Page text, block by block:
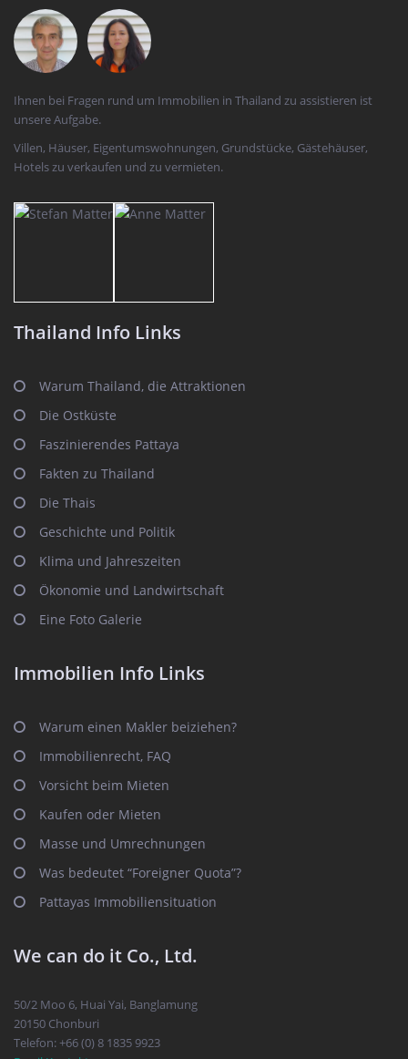
Ihnen bei Fragen rund um Immobilien in Thailand zu assistieren ist
unsere Aufgabe.
Villen, Häuser, Eigentumswohnungen, Grundstücke, Gästehäuser,
Hotels zu verkaufen und zu vermieten.
Thailand Info Links
Warum Thailand, die Attraktionen
Die Ostküste
Faszinierendes Pattaya
Fakten zu Thailand
Die Thais
Geschichte und Politik
Klima und Jahreszeiten
Ökonomie und Landwirtschaft
Eine Foto Galerie
Immobilien Info Links
Warum einen Makler beiziehen?
Immobilienrecht, FAQ
Vorsicht beim Mieten
Kaufen oder Mieten
Masse und Umrechnungen
Was bedeutet “Foreigner Quota”?
Pattayas Immobiliensituation
We can do it Co., Ltd.
50/2 Moo 6, Huai Yai, Banglamung
20150 Chonburi
Telefon: +66 (0) 8 1835 9923